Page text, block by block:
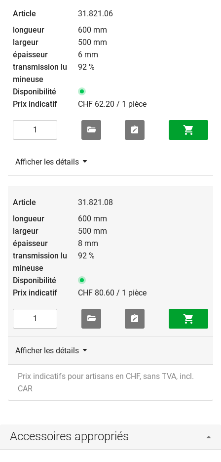
31.821.06
600 mm
500 mm
6 mm
92 %
CHF 62.20 / 1 pièce
Afficher les détails
31.821.08
600 mm
500 mm
8 mm
92 %
CHF 80.60 / 1 pièce
Afficher les détails
Prix indicatifs pour artisans en CHF, sans TVA, incl.
CAR
Accessoires appropriés